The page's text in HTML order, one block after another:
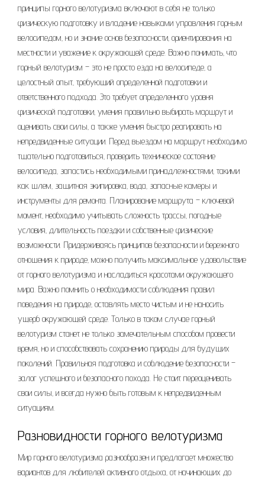
принципы горного велотуризма включают в себя не только
физическую подготовку и владение навыками управления горным
велосипедом‚ но и знание основ безопасности‚ ориентирования на
местности и уважение к окружающей среде. Важно понимать‚ что
горный велотуризм – это не просто езда на велосипеде‚ а
целостный опыт‚ требующий определенной подготовки и
ответственного подхода. Это требует определенного уровня
физической подготовки‚ умения правильно выбирать маршрут и
оценивать свои силы‚ а также умения быстро реагировать на
непредвиденные ситуации. Перед выездом на маршрут необходимо
тщательно подготовиться‚ проверить техническое состояние
велосипеда‚ запастись необходимыми принадлежностями‚ такими
как шлем‚ защитная экипировка‚ вода‚ запасные камеры и
инструменты для ремонта. Планирование маршрута – ключевой
момент‚ необходимо учитывать сложность трассы‚ погодные
условия‚ длительность поездки и собственные физические
возможности. Придерживаясь принципов безопасности и бережного
отношения к природе‚ можно получить максимальное удовольствие
от горного велотуризма и насладиться красотами окружающего
мира. Важно помнить о необходимости соблюдения правил
поведения на природе‚ оставлять место чистым и не наносить
ущерб окружающей среде. Только в таком случае горный
велотуризм станет не только замечательным способом провести
время‚ но и способствовать сохранению природы для будущих
поколений. Правильная подготовка и соблюдение безопасности –
залог успешного и безопасного похода. Не стоит переоценивать
свои силы‚ и всегда нужно быть готовым к непредвиденным
ситуациям.
Разновидности горного велотуризма
Мир горного велотуризма разнообразен и предлагает множество
вариантов для любителей активного отдыха‚ от начинающих до